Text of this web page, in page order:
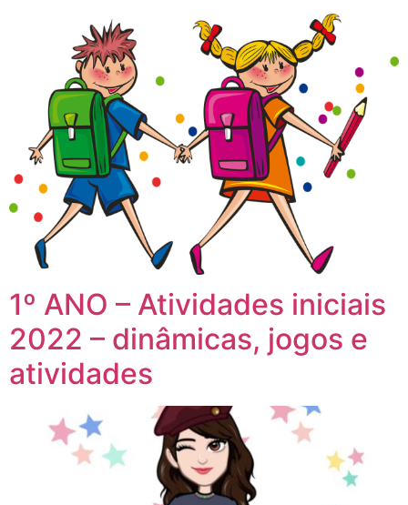
1º ANO – Atividades iniciais
2022 – dinâmicas, jogos e
atividades